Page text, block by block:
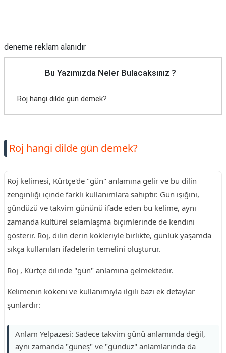
deneme reklam alanıdır
Bu Yazımızda Neler Bulacaksınız ?
Roj hangi dilde gün demek?
Roj hangi dilde gün demek?
Roj kelimesi, Kürtçe'de "gün" anlamına gelir ve bu dilin
zenginliği içinde farklı kullanımlara sahiptir. Gün ışığını,
gündüzü ve takvim gününü ifade eden bu kelime, aynı
zamanda kültürel selamlaşma biçimlerinde de kendini
gösterir. Roj, dilin derin kökleriyle birlikte, günlük yaşamda
sıkça kullanılan ifadelerin temelini oluşturur.
Roj , Kürtçe dilinde "gün" anlamına gelmektedir.
Kelimenin kökeni ve kullanımıyla ilgili bazı ek detaylar
şunlardır:
Anlam Yelpazesi: Sadece takvim günü anlamında değil,
aynı zamanda "güneş" ve "gündüz" anlamlarında da